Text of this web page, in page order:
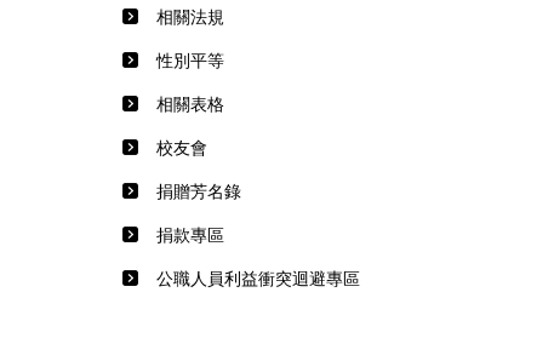
相關法規
性別平等
相關表格
校友會
捐贈芳名錄
捐款專區
公職人員利益衝突迴避專區